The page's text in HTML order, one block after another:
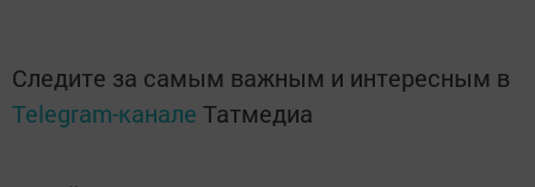
Следите за самым важным и интересным в
Telegram-канале Татмедиа